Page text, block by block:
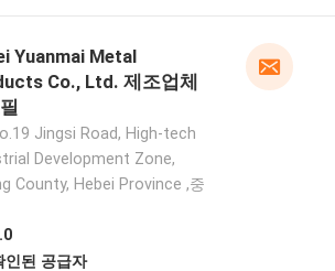
Yuanmai Metal
Co., Ltd. 제조업체
Jingsi Road, High-tech
Development Zone,
County, Hebei Province ,중
인된 공급자